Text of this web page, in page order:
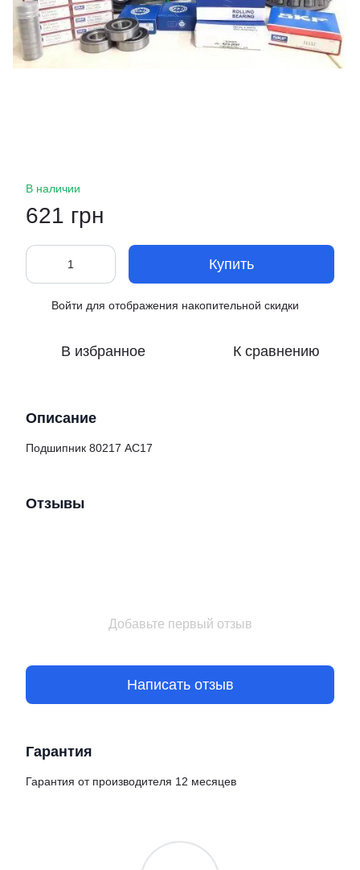
В наличии
621 грн
Купить
Войти для отображения накопительной скидки
В избранное К сравнению
Описание
Подшипник 80217 АС17
Отзывы
Добавьте первый отзыв
Написать отзыв
Гарантия
Гарантия от производителя 12 месяцев